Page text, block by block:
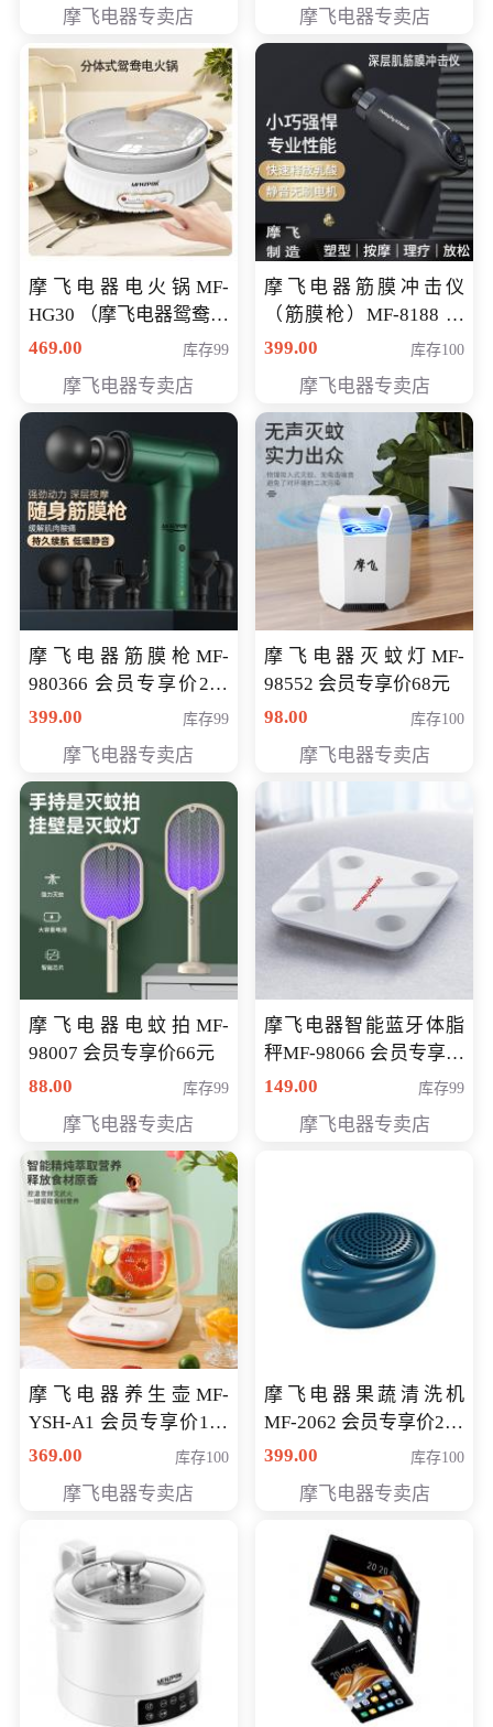
摩飞电器专卖店 摩飞电器专卖店
摩飞电器电火锅MF-
HG30 （摩飞电器鸳鸯锅
MF-HG30 ） 会员专享价
469.00 库存99
摩飞电器专卖店
摩飞电器筋膜冲击仪
（筋膜枪）MF-8188 会
员专享价268元
399.00 库存100
摩飞电器专卖店
摩飞电器筋膜枪MF-
980366 会员专享价299
元
399.00 库存99
摩飞电器专卖店
摩飞电器灭蚊灯MF-
98552 会员专享价68元
98.00
库存100
摩飞电器专卖店
摩飞电器电蚊拍MF-
98007 会员专享价66元
88.00
库存99
摩飞电器专卖店
摩飞电器智能蓝牙体脂
秤MF-98066 会员专享价
98元
149.00 库存99
摩飞电器专卖店
摩飞电器养生壶MF-
YSH-A1 会员专享价198
元
369.00 库存100
摩飞电器专卖店
摩飞电器果蔬清洗机
MF-2062 会员专享价268
元
399.00 库存100
摩飞电器专卖店